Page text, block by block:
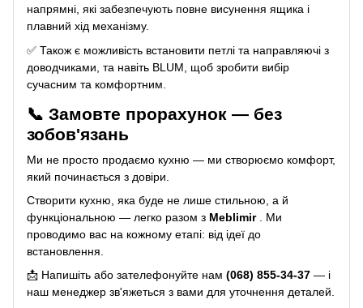
напрямні, які забезпечують повне висунення ящика і
плавний хід механізму.
✅ Також є можливість встановити петлі та направляючі з
доводчиками, та навіть BLUM, щоб зробити вибір
сучасним та комфортним.
📞 Замовте прорахунок — без
зобов'язань
Ми не просто продаємо кухню — ми створюємо комфорт,
який починається з довіри.
Створити кухню, яка буде не лише стильною, а й
функціональною — легко разом з Meblimir. Ми
проводимо вас на кожному етапі: від ідеї до
встановлення.
📩 Напишіть або зателефонуйте нам (068) 855-34-37 — і
наш менеджер зв'яжеться з вами для уточнення деталей.